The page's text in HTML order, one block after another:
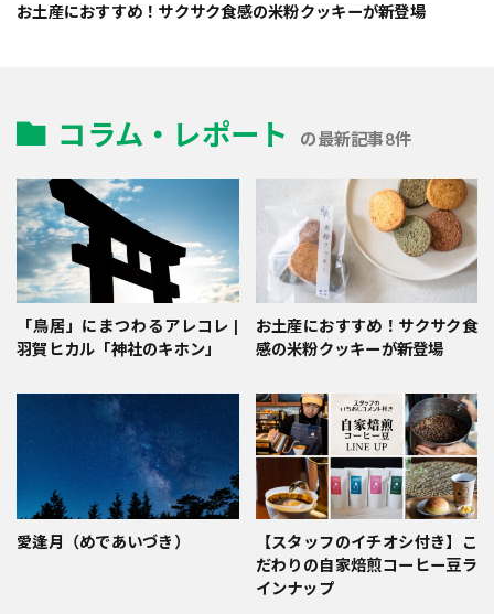
お土産におすすめ！サクサク食感の米粉クッキーが新登場
コラム・レポート の最新記事8件
「鳥居」にまつわるアレコレ |
羽賀ヒカル「神社のキホン」
お土産におすすめ！サクサク食
感の米粉クッキーが新登場
愛逢月（めであいづき）
【スタッフのイチオシ付き】こ
だわりの自家焙煎コーヒー豆ラ
インナップ